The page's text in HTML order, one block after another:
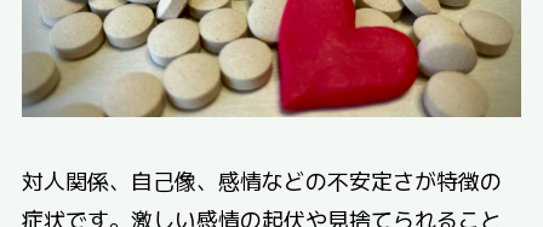
対人関係、自己像、感情などの不安定さが特徴の
症状です。激しい感情の起伏や見捨てられること